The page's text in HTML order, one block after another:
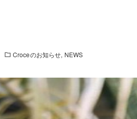
Croceのお知らせ NEWS